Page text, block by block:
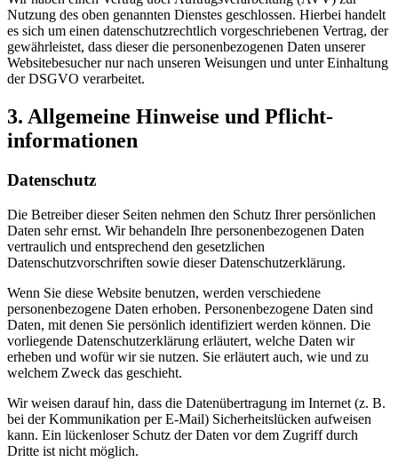
Nutzung des oben genannten Dienstes geschlossen. Hierbei handelt
es sich um einen datenschutzrechtlich vorgeschriebenen Vertrag, der
gewährleistet, dass dieser die personenbezogenen Daten unserer
Websitebesucher nur nach unseren Weisungen und unter Einhaltung
der DSGVO verarbeitet.
3. Allgemeine Hinweise und Pflicht­
informationen
Datenschutz
Die Betreiber dieser Seiten nehmen den Schutz Ihrer persönlichen
Daten sehr ernst. Wir behandeln Ihre personenbezogenen Daten
vertraulich und entsprechend den gesetzlichen
Datenschutzvorschriften sowie dieser Datenschutzerklärung.
Wenn Sie diese Website benutzen, werden verschiedene
personenbezogene Daten erhoben. Personenbezogene Daten sind
Daten, mit denen Sie persönlich identifiziert werden können. Die
vorliegende Datenschutzerklärung erläutert, welche Daten wir
erheben und wofür wir sie nutzen. Sie erläutert auch, wie und zu
welchem Zweck das geschieht.
Wir weisen darauf hin, dass die Datenübertragung im Internet (z. B.
bei der Kommunikation per E-Mail) Sicherheitslücken aufweisen
kann. Ein lückenloser Schutz der Daten vor dem Zugriff durch
Dritte ist nicht möglich.